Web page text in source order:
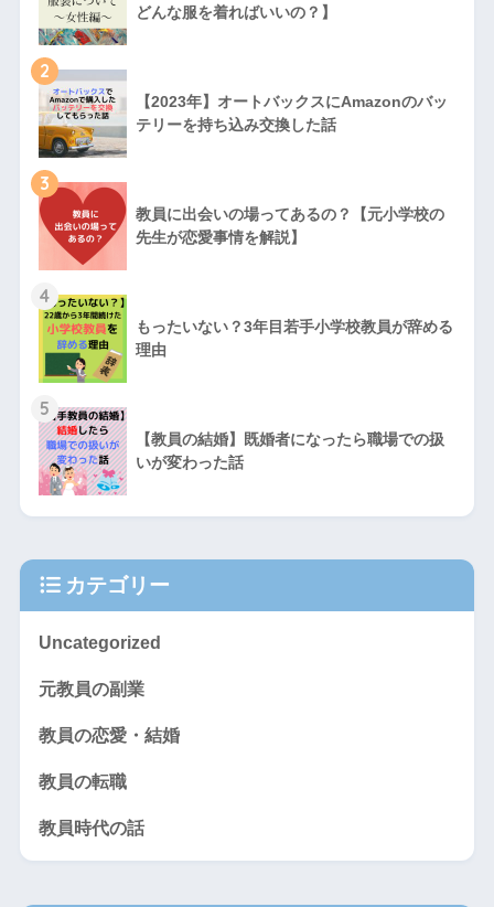
どんな服を着ればいいの？】
2
【2023年】オートバックスにAmazonのバッ
テリーを持ち込み交換した話
3
教員に出会いの場ってあるの？【元小学校の
先生が恋愛事情を解説】
4
もったいない？3年目若手小学校教員が辞める
理由
5
【教員の結婚】既婚者になったら職場での扱
いが変わった話
カテゴリー
Uncategorized
元教員の副業
教員の恋愛・結婚
教員の転職
教員時代の話